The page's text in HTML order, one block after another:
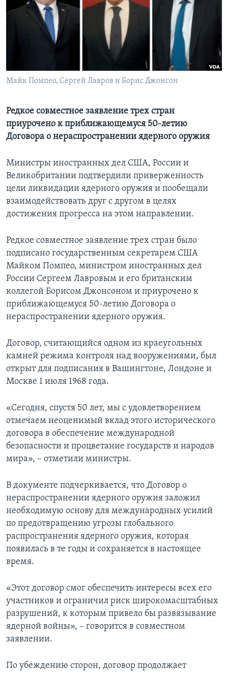
Learning English
СОЦИАЛЬНЫЕ СЕТИ
Майк Помпео, Сергей Лавров и Борис Джонсон
Редкое совместное заявление трех стран
приурочено к приближающемуся 50-летию
Договора о нераспространении ядерного оружия
Министры иностранных дел США, России и
Великобритании подтвердили приверженность
цели ликвидации ядерного оружия и пообещали
взаимодействовать друг с другом в целях
достижения прогресса на этом направлении.
Редкое совместное заявление трех стран было
подписано государственным секретарем США
Майком Помпео, министром иностранных дел
России Сергеем Лавровым и его британским
коллегой Борисом Джонсоном и приурочено к
приближающемуся 50-летию Договора о
нераспространении ядерного оружия.
Договор, считающийся одном из краеугольных
камней режима контроля над вооружениями, был
открыт для подписания в Вашингтоне, Лондоне и
Москве 1 июля 1968 года.
«Сегодня, спустя 50 лет, мы с удовлетворением
отмечаем неоценимый вклад этого исторического
договора в обеспечение международной
безопасности и процветание государств и народов
мира», – отметили министры.
В документе подчеркивается, что Договор о
нераспространении ядерного оружия заложил
необходимую основу для международных усилий
по предотвращению угрозы глобального
распространения ядерного оружия, которая
появилась в те годы и сохраняется в настоящее
время.
«Этот договор смог обеспечить интересы всех его
участников и ограничил риск широкомасштабных
разрушений, к которым привело бы развязывание
ядерной войны», – говорится в совместном
заявлении.
По убеждению сторон, договор продолжает